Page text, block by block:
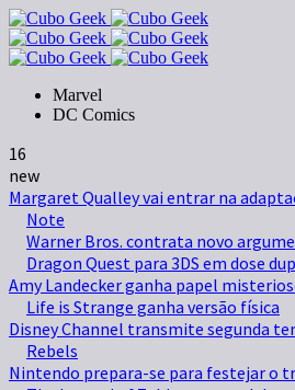
Marvel
DC Comics
16
new
Margaret Qualley vai entrar na
Note
Warner Bros. contrata novo
Dragon Quest para 3DS em dose
Amy Landecker ganha papel
Life is Strange ganha versão física
Disney Channel transmite segunda
Rebels
Nintendo prepara-se para festejar o